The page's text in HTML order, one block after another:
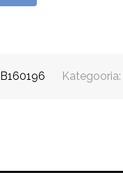
B160196 Kategooria: